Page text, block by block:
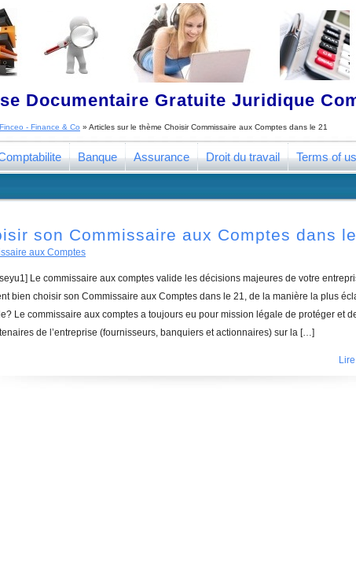
Documentaire Gratuite Juridique
Finceo - Finance & Co » Articles sur le thème Choisir Commissaire aux Comptes dans le 21
Banque Assurance Droit du travail Terms of
son Commissaire aux Comptes dans
aux Comptes
Le commissaire aux comptes valide les décisions majeures de votre
bien choisir son Commissaire aux Comptes dans le 21, de la manière la plus
Le commissaire aux comptes a toujours eu pour mission légale de protéger et
de l’entreprise (fournisseurs, banquiers et actionnaires) sur la […]